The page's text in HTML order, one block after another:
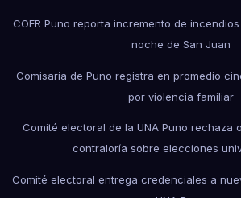
COER Puno reporta incremento de
noche de San Juan
Comisaría de Puno registra en promedio
por violencia familiar
Comité electoral de la UNA Puno rechaza
contraloría sobre elecciones
Comité electoral entrega credenciales a